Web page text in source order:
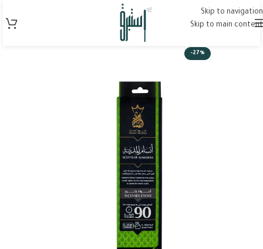
Skip to navigation
Skip to main content
-27%